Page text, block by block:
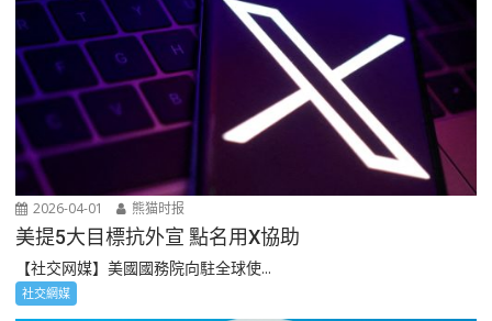
2026-04-01 熊猫时报
美提5大目標抗外宣 點名用X協助
【社交网媒】美國國務院向駐全球使...
社交網媒